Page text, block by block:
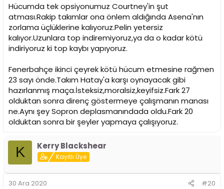
Hücumda tek opsiyonumuz Courtney'in şut
atması.Rakip takımlar ona önlem aldığında Asena'nın
zorlama üçlüklerine kalıyoruz.Pelin yetersiz
kalıyor.Uzunlara top indiremiyoruz,ya da o kadar kötü
indiriyoruz ki top kaybı yapıyoruz.
Fenerbahçe ikinci çeyrek kötü hücum etmesine rağmen
23 sayı önde.Takım Hatay'a karşı oynayacak gibi
hazırlanmış maça.İsteksiz,moralsiz,keyifsiz.Fark 27
olduktan sonra direnç göstermeye çalışmanın manası
ne.Aynı şey Sopron deplasmanındada oldu.Fark 20
olduktan sonra bir şeyler yapmaya çalışıyoruz.
K Kerry Blackshear
Kayıtlı Üye
30 Ara 2020 #20